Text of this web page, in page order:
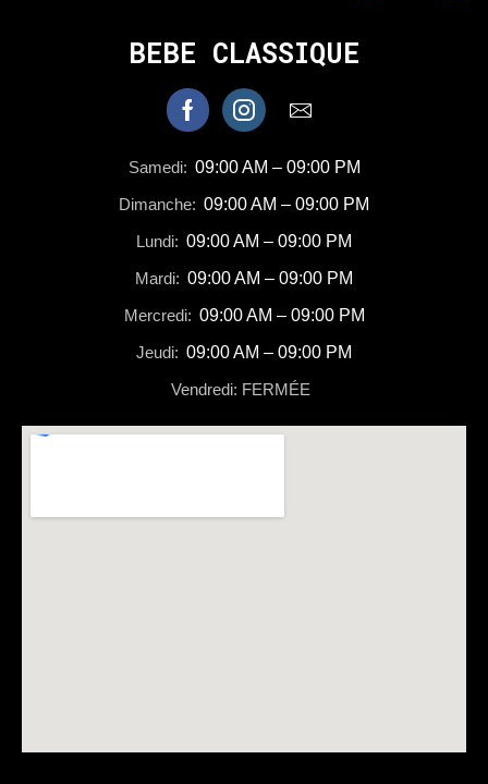
BEBE CLASSIQUE
Samedi: 09:00 AM – 09:00 PM
Dimanche: 09:00 AM – 09:00 PM
Lundi: 09:00 AM – 09:00 PM
Mardi: 09:00 AM – 09:00 PM
Mercredi: 09:00 AM – 09:00 PM
Jeudi: 09:00 AM – 09:00 PM
Vendredi: FERMÉE